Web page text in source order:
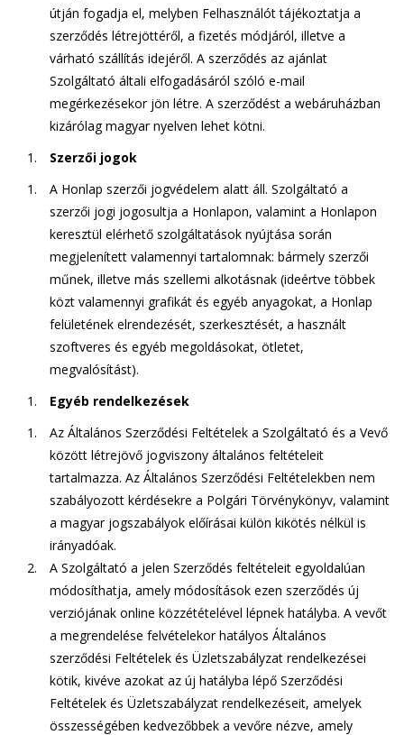
útján fogadja el, melyben Felhasználót tájékoztatja a
szerződés létrejöttéről, a fizetés módjáról, illetve a
várható szállítás idejéről. A szerződés az ajánlat
Szolgáltató általi elfogadásáról szóló e-mail
megérkezésekor jön létre. A szerződést a webáruházban
kizárólag magyar nyelven lehet kötni.
Szerzői jogok
A Honlap szerzői jogvédelem alatt áll. Szolgáltató a
szerzői jogi jogosultja a Honlapon, valamint a Honlapon
keresztül elérhető szolgáltatások nyújtása során
megjelenített valamennyi tartalomnak: bármely szerzői
műnek, illetve más szellemi alkotásnak (ideértve többek
közt valamennyi grafikát és egyéb anyagokat, a Honlap
felületének elrendezését, szerkesztését, a használt
szoftveres és egyéb megoldásokat, ötletet,
megvalósítást).
Egyéb rendelkezések
Az Általános Szerződési Feltételek a Szolgáltató és a Vevő
között létrejövő jogviszony általános feltételeit
tartalmazza. Az Általános Szerződési Feltételekben nem
szabályozott kérdésekre a Polgári Törvénykönyv, valamint
a magyar jogszabályok előírásai külön kikötés nélkül is
irányadóak.
A Szolgáltató a jelen Szerződés feltételeit egyoldalúan
módosíthatja, amely módosítások ezen szerződés új
verziójának online közzétételével lépnek hatályba. A vevőt
a megrendelése felvételekor hatályos Általános
szerződési Feltételek és Üzletszabályzat rendelkezései
kötik, kivéve azokat az új hatályba lépő Szerződési
Feltételek és Üzletszabályzat rendelkezéseit, amelyek
összességében kedvezőbbek a vevőre nézve, amely